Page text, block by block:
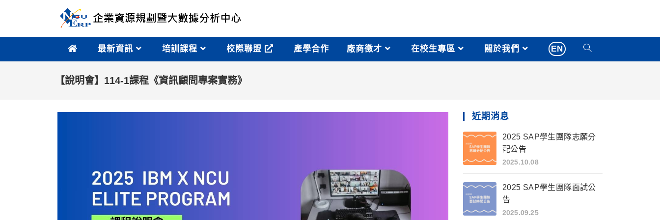
最新資訊 培訓課程 校際聯盟 產學合作 廠商徵才 在校生專區 關於我們 EN
【說明會】114-1課程《資訊顧問專案實務》
近期消息
2025 SAP學生團隊志願分
配公告
2025.10.08
2025 SAP學生團隊面試公
告
2025.09.25